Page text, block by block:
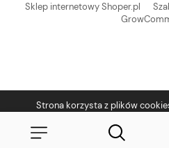
Strona korzysta z plików
określić warunki
plików cookies w Twojej
Sklep internetowy Shoper.pl